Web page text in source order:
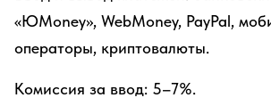
«ЮMoney», WebMoney, PayPal,
операторы, криптовалюты.
Комиссия за ввод: 5–7%.